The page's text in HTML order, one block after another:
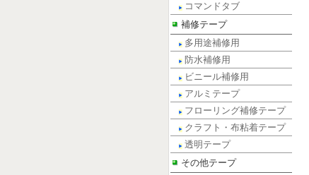
コマンドタブ
補修テープ
多用途補修用
防水補修用
ビニール補修用
アルミテープ
フローリング補修テープ
クラフト・布粘着テープ
透明テープ
その他テープ